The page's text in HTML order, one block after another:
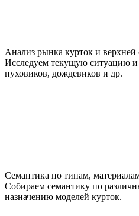
Анализ рынка курток и
Исследуем текущую ситуацию
пуховиков, дождевиков и др.
Семантика по типам,
Собираем семантику по
назначению моделей курток.